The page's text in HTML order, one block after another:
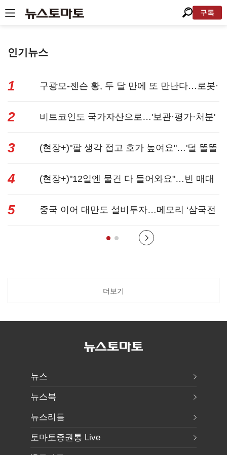
구독
인기뉴스
1 구광모-젠슨 황, 두 달 만에 또 만난다…로봇·
AI 등 논...
2 비트코인도 국가자산으로…'보관·평가·처분'
기준은 ...
3 (현장+)"팔 생각 접고 호가 높여요"…'덜 똘똘
한 한 채' 20...
4 (현장+)"12일엔 물건 다 들어와요"…빈 매대
채우며 문 연 ...
5 중국 이어 대만도 설비투자…메모리 ‘삼국전
더보기
뉴스
뉴스북
뉴스리듬
토마토증권통 Live